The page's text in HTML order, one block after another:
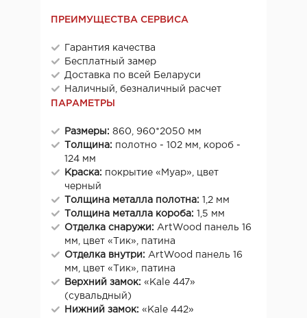
ПРЕИМУЩЕСТВА СЕРВИСА
Гарантия качества
Бесплатный замер
Доставка по всей Беларуси
Наличный, безналичный расчет
ПАРАМЕТРЫ
Размеры: 860, 960*2050 мм
Толщина: полотно - 102 мм, короб -
124 мм
Краска: покрытие «Муар», цвет
черный
Толщина металла полотна: 1,2 мм
Толщина металла короба: 1,5 мм
Отделка снаружи: ArtWood панель 16
мм, цвет «Тик», патина
Отделка внутри: ArtWood панель 16
мм, цвет «Тик», патина
Верхний замок: «Kale 447»
(сувальдный)
Нижний замок: «Kale 442»